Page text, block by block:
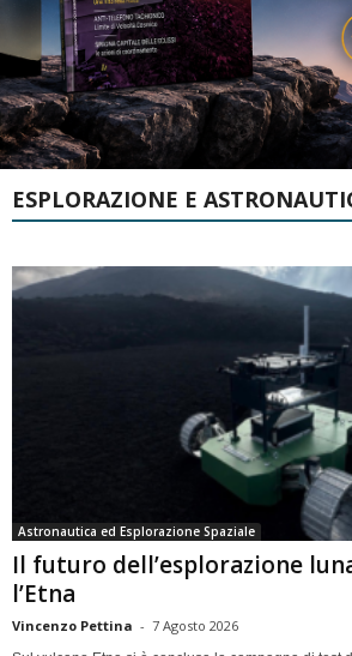
ESPLORAZIONE E
Astronautica ed Esplorazione Spaziale
Il futuro dell’esplorazione
l’Etna
Vincenzo Pettina - 7 Agosto 2026